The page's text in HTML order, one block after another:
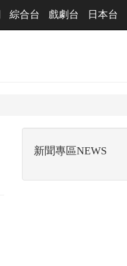
綜合台 戲劇台 日本台
新聞專區NEWS